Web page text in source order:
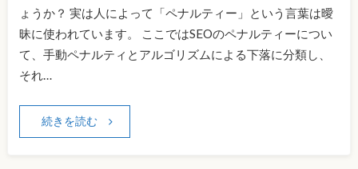
ょうか？ 実は人によって「ペナルティー」という言葉は曖
昧に使われています。 ここではSEOのペナルティーについ
て、手動ペナルティとアルゴリズムによる下落に分類し、
それ…
続きを読む